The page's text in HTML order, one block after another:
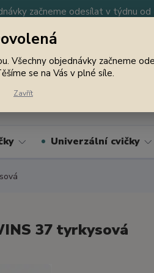
začneme odesílat v týdnu od
si rady? Zavolejte.
Univerzální cvičky
37 tyrkysová
Všechny objednávky začneme
se na Vás v plné síle.
Zavřít